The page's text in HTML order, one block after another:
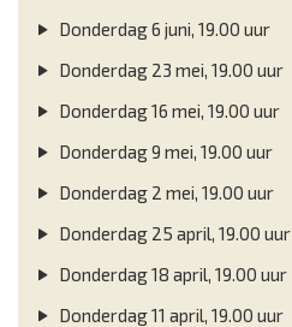
Donderdag 6 juni, 19.00 uur
Donderdag 23 mei, 19.00 uur
Donderdag 16 mei, 19.00 uur
Donderdag 9 mei, 19.00 uur
Donderdag 2 mei, 19.00 uur
Donderdag 25 april, 19.00 uur
Donderdag 18 april, 19.00 uur
Donderdag 11 april, 19.00 uur